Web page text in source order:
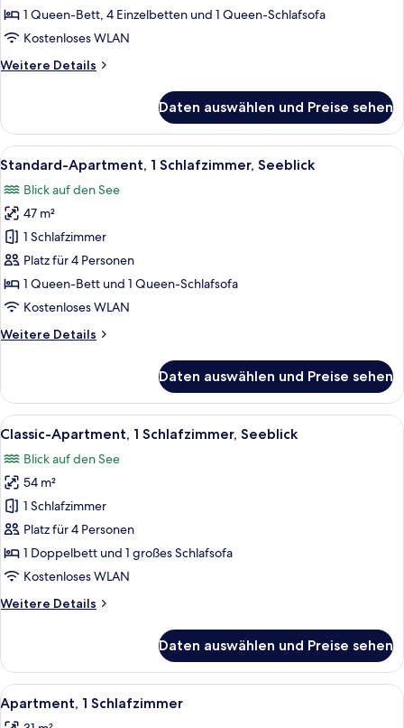
1 Queen-Bett, 4 Einzelbetten und 1 Queen-Schlafsofa
Kostenloses WLAN
Weitere Details
Weitere
Daten auswählen und Preise sehen
Alle
Fotos
für
Standard-
Apartment,
1
Schlafzimmer,
Seeblick
Ein modernes Hotelzimmer mit
16
Standard-Apartment, 1 Schlafzimmer, Seeblick
Blick auf den See
47 m²
1 Schlafzimmer
Platz für 4 Personen
1 Queen-Bett und 1 Queen-Schlafsofa
Kostenloses WLAN
Weitere Details
Weitere
Apartment,
Schlafzimmer,
Daten auswählen und Preise sehen
Alle
Fotos
für
Classic-
Apartment,
1
Schlafzimmer,
Seeblick
Eine Terrasse mit Tisch und Stühlen,
13
Classic-Apartment, 1 Schlafzimmer, Seeblick
Blick auf den See
54 m²
1 Schlafzimmer
Platz für 4 Personen
1 Doppelbett und 1 großes Schlafsofa
Kostenloses WLAN
Weitere Details
Weitere
Apartment,
Schlafzimmer,
Seeblick
Daten auswählen und Preise sehen
Alle
Fotos
Ein Schlafzimmer mit einem großen
19
Apartment, 1 Schlafzimmer